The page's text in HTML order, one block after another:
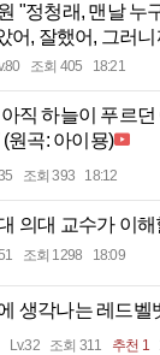
"정청래, 맨날 누
어, 잘했어, 그러
조회 405 18:21
직 하늘이 푸르던
원곡: 아이묭)
조회 393 18:12
의대 교수가 이해
조회 1298 18:09
생각나는 레드벨
Lv.32 조회 311 추천 1